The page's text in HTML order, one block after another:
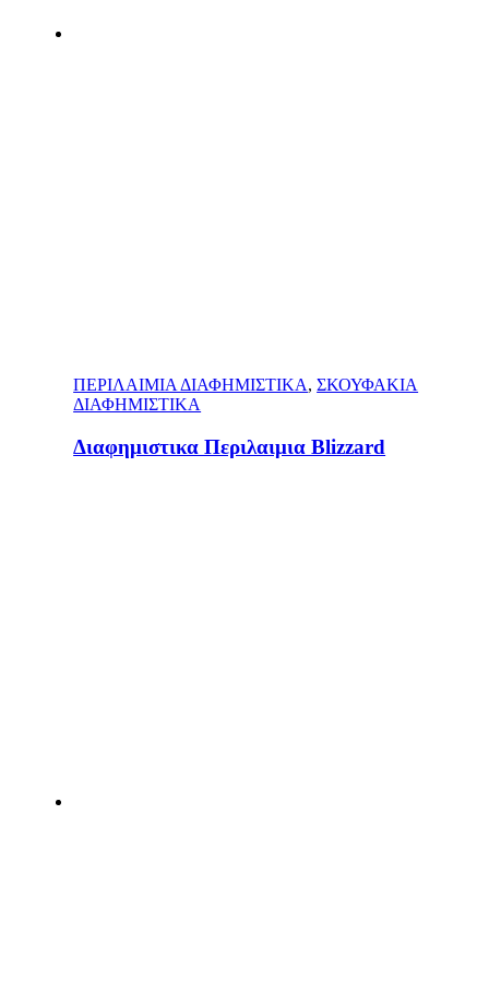
ΠΕΡΙΛΑΙΜΙΑ ΔΙΑΦΗΜΙΣΤΙΚΑ,ΣΚΟΥΦΑΚΙΑ
ΔΙΑΦΗΜΙΣΤΙΚΑ
Διαφημιστικα Περιλαιμια Blizzard